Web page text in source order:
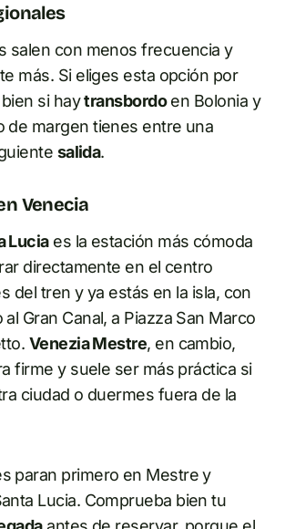
salen con menos frecuencia y
más. Si eliges esta opción por
si haytransbordoen Bolonia y
de margen tienes entre una
salida.
Venecia
Luciaes la estación más cómoda
directamente en el centro
del tren y ya estás en la isla, con
Gran Canal, a Piazza San Marco
Venezia Mestre, en cambio,
firme y suele ser más práctica si
ciudad o duermes fuera de la
paran primero en Mestre y
Lucia. Comprueba bien tu